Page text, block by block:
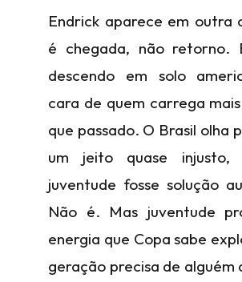
Endrick aparece em outra
é chegada, não retorno.
descendo em solo
cara de quem carrega
que passado. O Brasil olha
um jeito quase injusto,
juventude fosse solução
Não é. Mas juventude
energia que Copa sabe
geração precisa de alguém